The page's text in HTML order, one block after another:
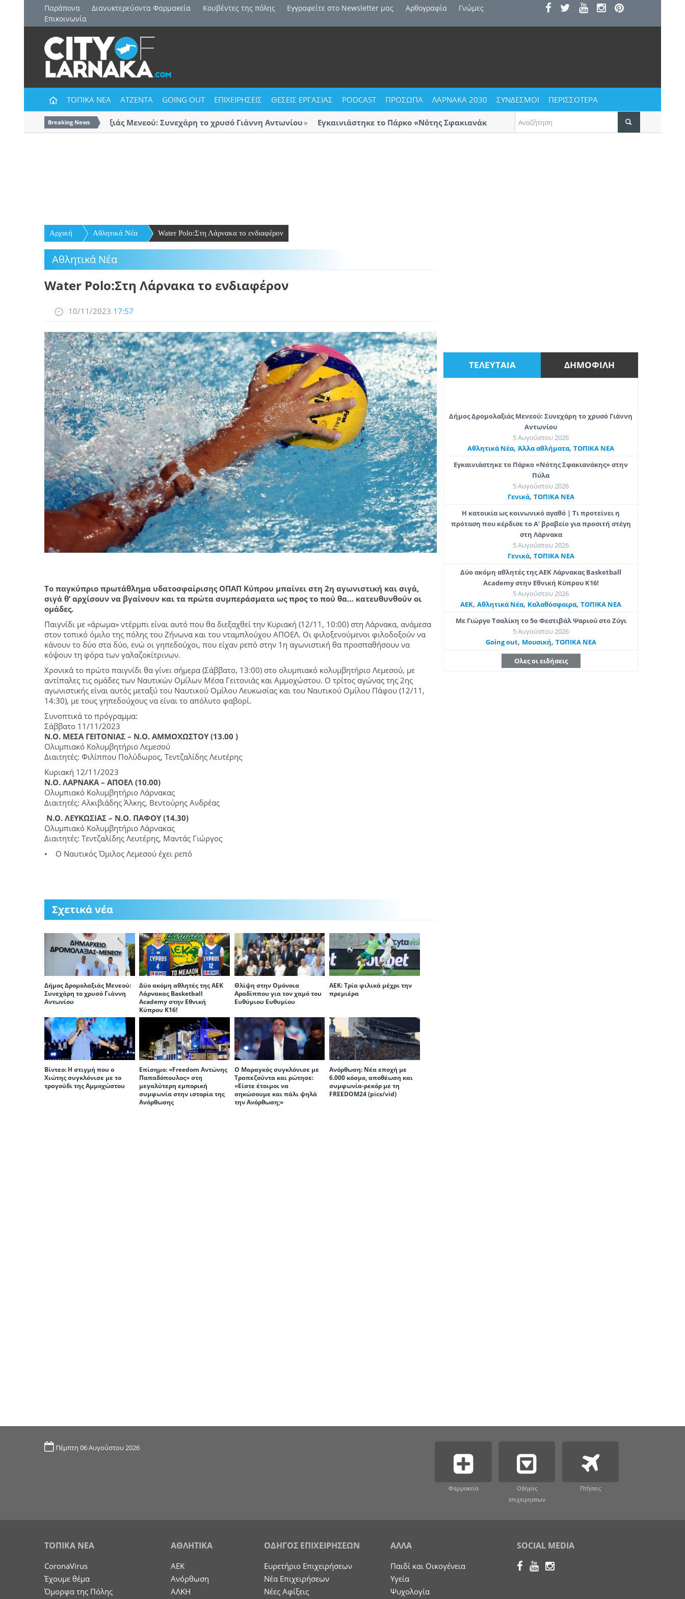
Παράπονα Διανυκτερεύοντα Φαρμακεία Kουβέντες της πόλης Εγγραφείτε στο Newsletter μας Αρθογραφία
Γνώμες
Επικοινωνία
ΤΟΠΙΚΑ ΝΕΑ ΑΤΖΕΝΤΑ GOING OUT ΕΠΙΧΕΙΡΗΣΕΙΣ ΘΕΣΕΙΣ ΕΡΓΑΣΙΑΣ PODCAST ΠΡΟΣΩΠΑ ΛΑΡΝΑΚΑ 2030 ΣΥΝΔΕΣΜΟΙ ΠΕΡΙΣΣΟΤΕΡΑ
Breaking News
Δήμος Δρομολαξιάς Μενεού: Συνεχάρη το χρυσό Γιάννη Αντωνίου Εγκαινιάστηκε το Πάρκο «Νότης Σφακιανάκης» στην Πύλα
Η κατοικία ως κοινωνικό αγαθό |
το Α’ βραβείο για προσιτή στέγη
Αρχική Αθλητικά Νέα Water Polo:Στη Λάρνακα το ενδιαφέρον
Αθλητικά Νέα
Water Polo:Στη Λάρνακα το ενδιαφέρον
10/11/2023 17:57
Το παγκύπριο πρωτάθλημα υδατοσφαίρισης ΟΠΑΠ Κύπρου μπαίνει στη 2η αγωνιστική και σιγά,
σιγά θ’ αρχίσουν να βγαίνουν και τα πρώτα συμπεράσματα ως προς το πού θα… κατευθυνθούν οι
ομάδες.
Παιγνίδι με «άρωμα» ντέρμπι είναι αυτό που θα διεξαχθεί την Κυριακή (12/11, 10:00) στη Λάρνακα, ανάμεσα
στον τοπικό όμιλο της πόλης του Ζήνωνα και του νταμπλούχου ΑΠΟΕΛ. Οι φιλοξενούμενοι φιλοδοξούν να
κάνουν το δύο στα δύο, ενώ οι γηπεδούχοι, που είχαν ρεπό στην 1η αγωνιστική θα προσπαθήσουν να
κόψουν τη φόρα των γαλαζοκίτρινων.
Χρονικά το πρώτο παιγνίδι θα γίνει σήμερα (Σάββατο, 13:00) στο ολυμπιακό κολυμβητήριο Λεμεσού, με
αντίπαλες τις ομάδες των Ναυτικών Ομίλων Μέσα Γειτονιάς και Αμμοχώστου. Ο τρίτος αγώνας της 2ης
αγωνιστικής είναι αυτός μεταξύ του Ναυτικού Ομίλου Λευκωσίας και του Ναυτικού Ομίλου Πάφου (12/11,
14:30), με τους γηπεδούχους να είναι το απόλυτο φαβορί.
Συνοπτικά το πρόγραμμα:
Σάββατο 11/11/2023
Ν.Ο. ΜΕΣΑ ΓΕΙΤΟΝΙΑΣ – Ν.Ο. ΑΜΜΟΧΩΣΤΟΥ (13.00 )
Ολυμπιακό Κολυμβητήριο Λεμεσού
Διαιτητές: Φιλίππου Πολύδωρος, Τεντζαλίδης Λευτέρης
Κυριακή 12/11/2023
Ν.Ο. ΛΑΡΝΑΚΑ – ΑΠΟΕΛ (10.00)
Ολυμπιακό Κολυμβητήριο Λάρνακας
Διαιτητές: Αλκιβιάδης Άλκης, Βεντούρης Ανδρέας
Ν.Ο. ΛΕΥΚΩΣΙΑΣ – Ν.Ο. ΠΑΦΟΥ (14.30)
Ολυμπιακό Κολυμβητήριο Λάρνακας
Διαιτητές: Τεντζαλίδης Λευτέρης, Μαντάς Γιώργος
• Ο Ναυτικός Όμιλος Λεμεσού έχει ρεπό
Σχετικά νέα
Δήμος Δρομολαξιάς Μενεού:
Συνεχάρη το χρυσό Γιάννη
Αντωνίου
Δύο ακόμη αθλητές της ΑΕΚ
Λάρνακας Basketball
Academy στην Εθνική
Κύπρου Κ16!
Θλίψη στην Ομόνοια
Αραδίππου για τον χαμό του
Ευθύμιου Ευθυμίου
ΑΕΚ: Τρία φιλικά μέχρι την
πρεμιέρα
Βίντεο: Η στιγμή που ο
Χιώτης συγκλόνισε με το
τραγούδι της Αμμοχώστου
Επίσημο: «Freedom Αντώνης
Παπαδόπουλος» στη
μεγαλύτερη εμπορική
συμφωνία στην ιστορία της
Ανόρθωσης
Ο Μαραγκός συγκλόνισε με
Τραπεζούντα και ρώτησε:
«Είστε έτοιμοι να
σηκώσουμε και πάλι ψηλά
την Ανόρθωση;»
Ανόρθωση: Νέα εποχή με
6.000 κόσμο, αποθέωση και
συμφωνία-ρεκόρ με τη
FREEDOM24 (pics/vid)
ΤΕΛΕΥΤΑΙΑ ΔΗΜΟΦΙΛΗ
Δήμος Δρομολαξιάς Μενεού: Συνεχάρη το χρυσό Γιάννη
Αντωνίου
5 Αυγούστου 2026
Αθλητικά Νέα,Άλλα αθλήματα,ΤΟΠΙΚΑ ΝΕΑ
Εγκαινιάστηκε το Πάρκο «Νότης Σφακιανάκης» στην
Πύλα
5 Αυγούστου 2026
Γενικά, ΤΟΠΙΚΑ ΝΕΑ
Η κατοικία ως κοινωνικό αγαθό | Τι προτείνει η
πρόταση που κέρδισε το Α’ βραβείο για προσιτή στέγη
στη Λάρνακα
5 Αυγούστου 2026
Γενικά, ΤΟΠΙΚΑ ΝΕΑ
Δύο ακόμη αθλητές της ΑΕΚ Λάρνακας Basketball
Academy στην Εθνική Κύπρου Κ16!
5 Αυγούστου 2026
ΑΕΚ,Αθλητικά Νέα, Καλαθόσφαιρα,ΤΟΠΙΚΑ ΝΕΑ
Με Γιώργο Τσαλίκη το 5ο Φεστιβάλ Ψαριού στο Ζύγι
5 Αυγούστου 2026
Going out, Μουσική, ΤΟΠΙΚΑ ΝΕΑ
Ολες οι ειδήσεις
Πέμπτη 06 Αυγούστου 2026
Φαρμακεία
Οδηγος
επιχειρησεων
Πτήσεις
ΤΟΠΙΚΑ ΝΕΑ
CoronaVirus
Έχουμε θέμα
Όμορφα της Πόλης
ΑΘΛΗΤΙΚΑ
ΑΕΚ
Ανόρθωση
ΑΛΚΗ
ΟΔΗΓΟΣ ΕΠΙΧΕΙΡΗΣΕΩΝ
Ευρετήριο Επιχειρήσεων
Nέα Επιχειρήσεων
Νέες Αφίξεις
ΑΛΛΑ
Παιδί και Οικογένεια
Υγεία
Ψυχολογία
SOCIAL MEDIA